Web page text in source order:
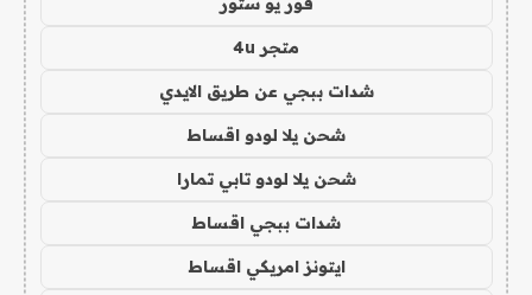
متجر 4u
شدات ببجي عن طريق الايدي
شحن يلا لودو اقساط
شحن يلا لودو تابي تمارا
شدات ببجي اقساط
ايتونز امريكي اقساط